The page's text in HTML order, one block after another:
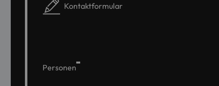
Kontaktformular
Personen